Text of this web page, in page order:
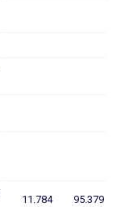
11.784 95.379